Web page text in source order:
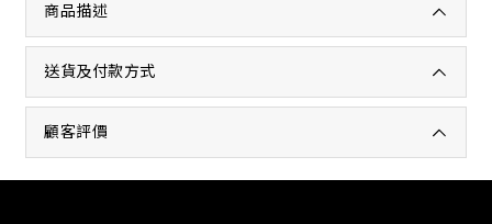
商品描述
送貨及付款方式
顧客評價